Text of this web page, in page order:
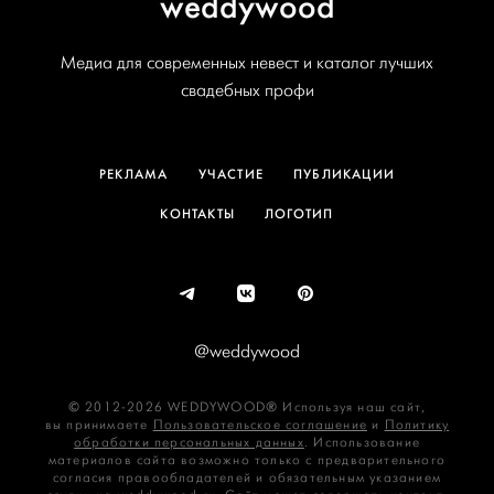
Медиа для современных невест и каталог лучших
свадебных профи
РЕКЛАМА УЧАСТИЕ ПУБЛИКАЦИИ
КОНТАКТЫ ЛОГОТИП
@weddywood
© 2012-2026 WEDDYWOOD® Используя наш сайт,
вы принимаете Пользовательское соглашение и
Политику
обработки персональных данных. Использование
материалов сайта возможно только с предварительного
согласия правообладателей и обязательным указанием